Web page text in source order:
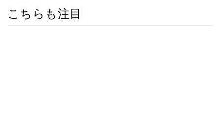
こちらも注目